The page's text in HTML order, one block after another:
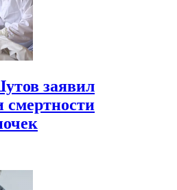
заявил